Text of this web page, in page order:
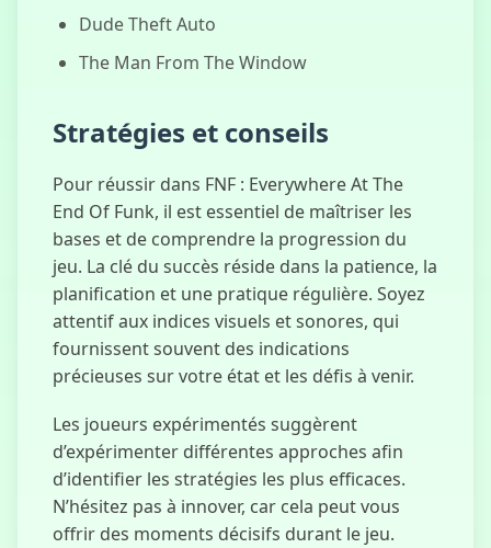
Dude Theft Auto
The Man From The Window
Stratégies et conseils
Pour réussir dans FNF : Everywhere At The
End Of Funk, il est essentiel de maîtriser les
bases et de comprendre la progression du
jeu. La clé du succès réside dans la patience, la
planification et une pratique régulière. Soyez
attentif aux indices visuels et sonores, qui
fournissent souvent des indications
précieuses sur votre état et les défis à venir.
Les joueurs expérimentés suggèrent
d’expérimenter différentes approches afin
d’identifier les stratégies les plus efficaces.
N’hésitez pas à innover, car cela peut vous
offrir des moments décisifs durant le jeu.